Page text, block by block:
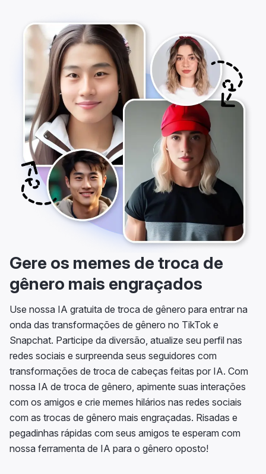
Gere os memes de troca de
gênero mais engraçados
Use nossa IA gratuita de troca de gênero para entrar na
onda das transformações de gênero no TikTok e
Snapchat. Participe da diversão, atualize seu perfil nas
redes sociais e surpreenda seus seguidores com
transformações de troca de cabeças feitas por IA. Com
nossa IA de troca de gênero, apimente suas interações
com os amigos e crie memes hilários nas redes sociais
com as trocas de gênero mais engraçadas. Risadas e
pegadinhas rápidas com seus amigos te esperam com
nossa ferramenta de IA para o gênero oposto!